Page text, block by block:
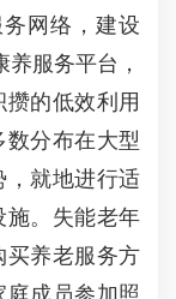
网络，建设
服务平台，
的低效利用
分布在大型
，就地进行适
施。失能老年
买养老服务方
成员参加照